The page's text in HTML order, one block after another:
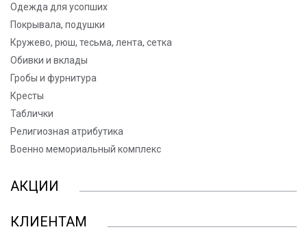
Одежда для усопших
Покрывала, подушки
Кружево, рюш, тесьма, лента, сетка
Обивки и вклады
Гробы и фурнитура
Кресты
Таблички
Религиозная атрибутика
Военно мемориальный комплекс
АКЦИИ
КЛИЕНТАМ